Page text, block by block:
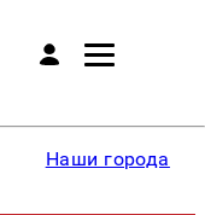
Наши города